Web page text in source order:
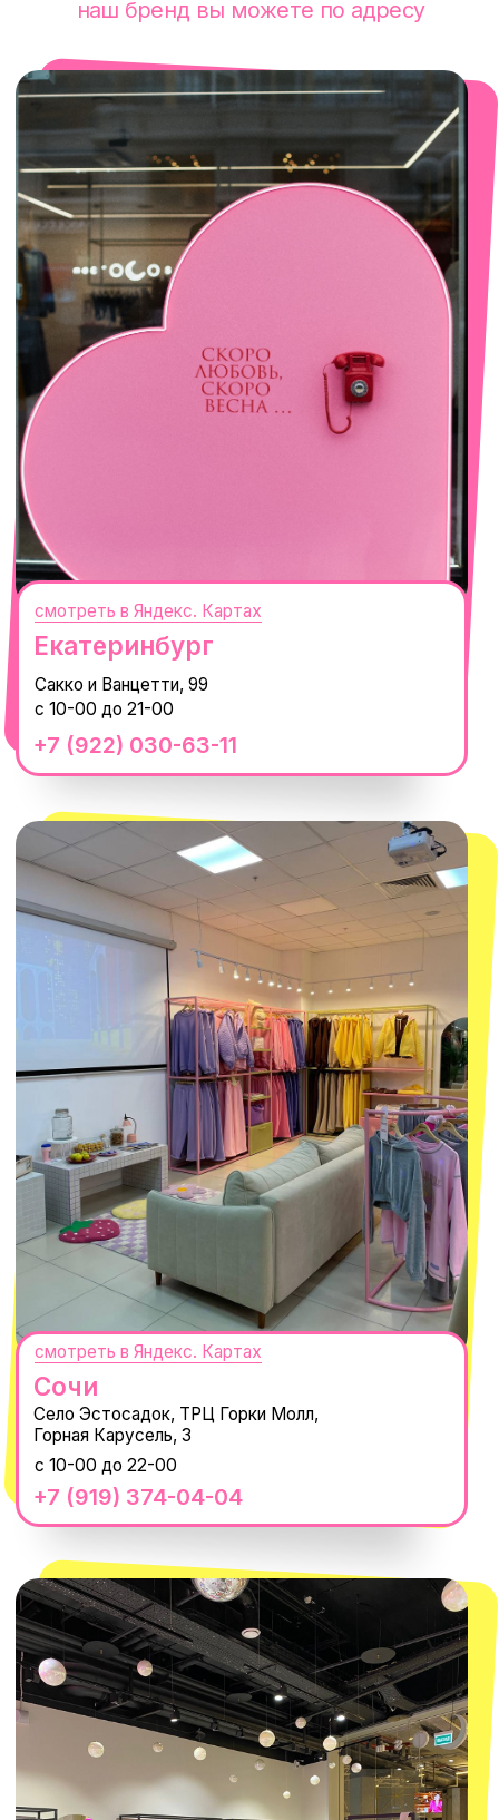
Сочи
Село Эстосадок, ТРЦ Горки Молл,
Горная Карусель, 3
+7 (919) 374-04-04
с 10-00 до 22-00
смотреть в Яндекс. Картах
+7 (932) 602-41-15
ТРК «Европолис Ростокино»
ул. Проспект Мира, 211 к2
смотреть в Яндекс.Картах
ИП Проворный Алексей Алексеевич
ИНН 667114098580
ОГРНИП 320665800076581
Telegram
WhatsApp
8 800 550-06-92
macrocosm_store@mail.ru
КОНТАКТЫ
Оплата долями
Size guide
ПОКУПАТЕЛЯМ
Вакансии
Реквизиты
Магазины
Наши путешествия
Наши проекты
Новости
Каталог
О КОМПАНИИ
© 2021-2025 Macrocosm ®
Нажимая "Подписаться", вы соглашаетесь с
Политикой обработки
Согласием на рассылку электронных
ПОДПИСАТЬСЯ
СЕКРЕТНЫЕ ПРОМОКОДЫ, ПРИГЛАШЕНИЯ
НА МЕРОПРИЯТИЯ И АНОНСЫ НОВИНОК
РАНЬШЕ ВСЕХ
@MACROCOSM_STORE
MACROCOSM
000+ подписчиков
14'000+ подписчиков в нашем Telegram-канале
Оферта
Пользовательское соглашение
данных